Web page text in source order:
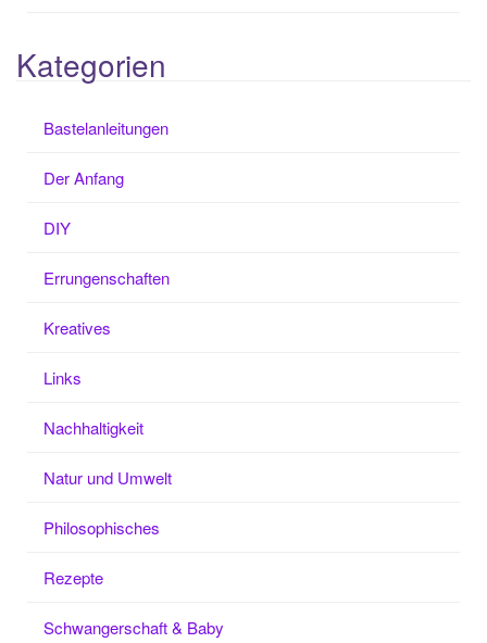
Kategorien
Bastelanleitungen
Der Anfang
DIY
Errungenschaften
Kreatives
Links
Nachhaltigkeit
Natur und Umwelt
Philosophisches
Rezepte
Schwangerschaft & Baby